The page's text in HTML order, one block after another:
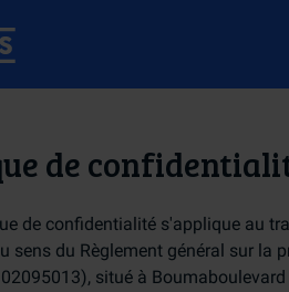
de
de confidentialité s'applique au
sens du Règlement général sur la
situé à